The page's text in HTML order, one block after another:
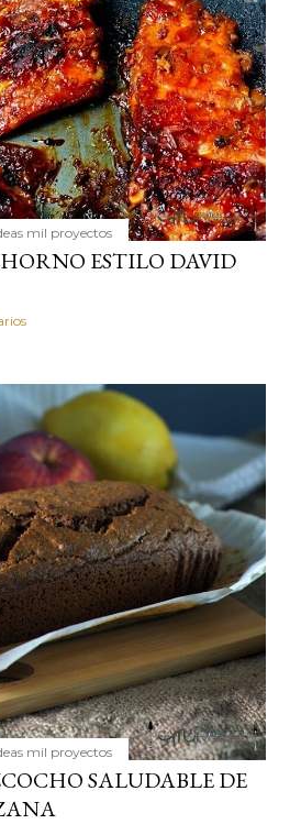
mil proyectos
ESTILO DAVID
mil proyectos
SALUDABLE DE